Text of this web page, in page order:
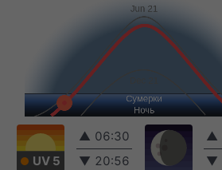
UV 5
▲ 06:30
▼ 20:56
▲
▼